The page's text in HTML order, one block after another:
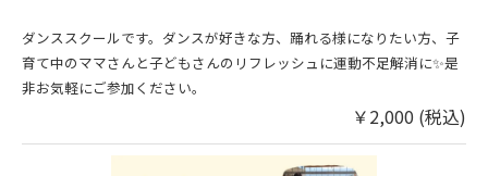
ダンススクールです。ダンスが好きな方、踊れる様になりたい方、子
育て中のママさんと子どもさんのリフレッシュに運動不足解消に✨是
非お気軽にご参加ください。
￥2,000 (税込)